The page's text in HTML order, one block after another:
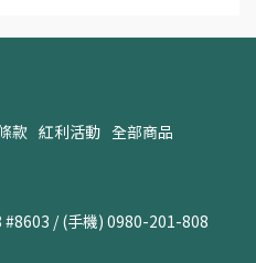
款 紅利活動 全部商品
/ (手機) 0980-201-808